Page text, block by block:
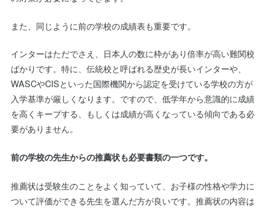
また、同じように前の学校の成績表も重要です。
インターはただでさえ、日本人の数に枠があり倍率が高い難関校
ばかりです。特に、伝統校と呼ばれる歴史が長いインターや、
WASCやCISといった国際機関から認定を受けている学校の方が
入学基準が厳しくなります。ですので、低学年から意識的に成績
を高くキープする、もしくは成績が高くなっている傾向である必
要がありません。
前の学校の先生からの推薦状も必要書類の一つです。
推薦状は受験生のことをよく知っていて、お子様の性格や学力に
ついて評価ができる先生を選んだ方が良いです。推薦状の内容は